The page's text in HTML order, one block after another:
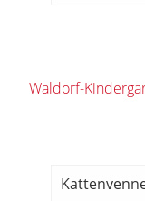
Waldorf-